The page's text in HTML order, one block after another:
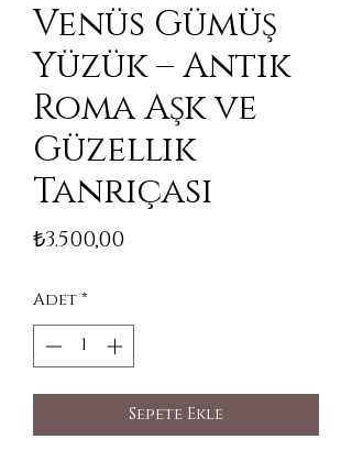
Venüs Gümüş
Yüzük – Antik
Roma Aşk ve
Güzellik
Tanrıçası
₺3.500,00Fiyat
Adet*
Sepete Ekle